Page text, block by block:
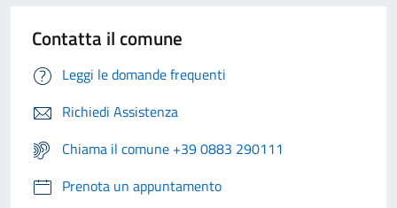
Contatta il comune
Leggi le domande frequenti
Richiedi Assistenza
Chiama il comune +39 0883 290111
Prenota un appuntamento